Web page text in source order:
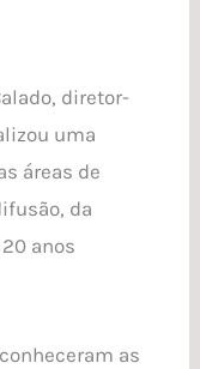
diretor-
uma
áreas de
da
anos
as